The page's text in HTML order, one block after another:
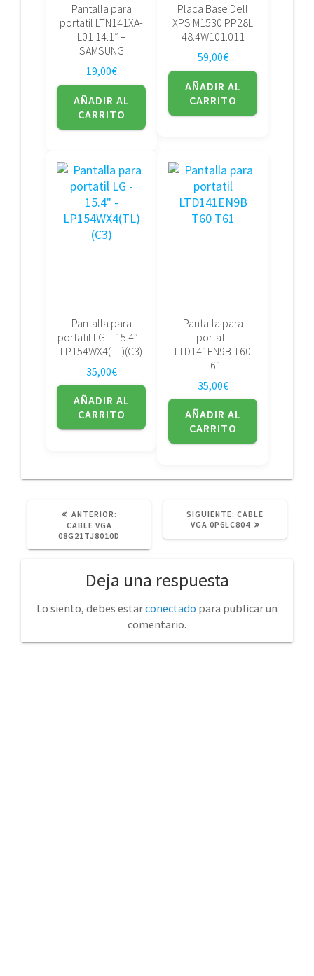
Pantalla para
portatil LTN141XA-
L01 14.1″ –
SAMSUNG
19,00€
AÑADIR AL
CARRITO
Placa Base Dell
XPS M1530 PP28L
48.4W101.011
59,00€
AÑADIR AL
CARRITO
Pantalla para
portatil LG – 15.4″ –
LP154WX4(TL)(C3)
35,00€
AÑADIR AL
CARRITO
Pantalla para
portatil
LTD141EN9B T60
T61
35,00€
AÑADIR AL
CARRITO
ANTERIOR:
CABLE VGA
08G21TJ8010D
SIGUIENTE: SIGUIENTE
POST:
CABLE
VGA 0P6LC804
Deja una respuesta
Lo siento, debes estarconectado para publicar un
comentario.